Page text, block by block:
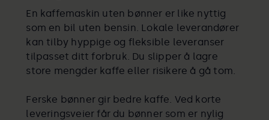
En kaffemaskin uten bønner er like nyttig
som en bil uten bensin. Lokale leverandører
kan tilby hyppige og fleksible leveranser
tilpasset ditt forbruk. Du slipper å lagre
store mengder kaffe eller risikere å gå tom.
Ferske bønner gir bedre kaffe. Ved korte
leveringsveier får du bønner som er nylig